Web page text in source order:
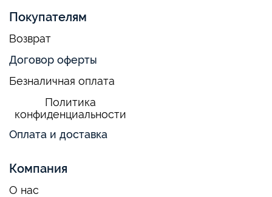
Покупателям
Возврат
Договор оферты
Безналичная оплата
Политика
конфиденциальности
Оплата и доставка
Компания
О нас